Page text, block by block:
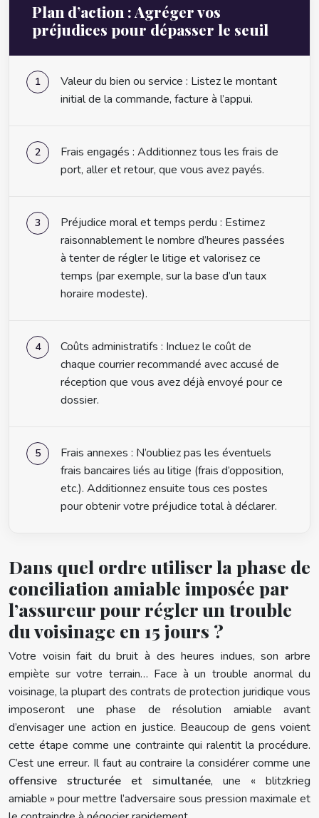
Plan d’action : Agréger vos
préjudices pour dépasser le seuil
Valeur du bien ou service : Listez le montant
initial de la commande, facture à l’appui.
Frais engagés : Additionnez tous les frais de
port, aller et retour, que vous avez payés.
Préjudice moral et temps perdu : Estimez
raisonnablement le nombre d’heures passées
à tenter de régler le litige et valorisez ce
temps (par exemple, sur la base d’un taux
horaire modeste).
Coûts administratifs : Incluez le coût de
chaque courrier recommandé avec accusé de
réception que vous avez déjà envoyé pour ce
dossier.
Frais annexes : N’oubliez pas les éventuels
frais bancaires liés au litige (frais d’opposition,
etc.). Additionnez ensuite tous ces postes
pour obtenir votre préjudice total à déclarer.
Dans quel ordre utiliser la phase de
conciliation amiable imposée par
l’assureur pour régler un trouble
du voisinage en 15 jours ?
Votre voisin fait du bruit à des heures indues, son arbre
empiète sur votre terrain… Face à un trouble anormal du
voisinage, la plupart des contrats de protection juridique vous
imposeront une phase de résolution amiable avant
d’envisager une action en justice. Beaucoup de gens voient
cette étape comme une contrainte qui ralentit la procédure.
C’est une erreur. Il faut au contraire la considérer comme une
offensive structurée et simultanée, une « blitzkrieg
amiable » pour mettre l’adversaire sous pression maximale et